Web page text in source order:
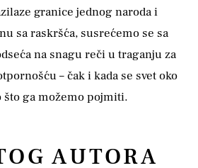
granice jednog naroda i
sa raskršća, susrećemo se sa
na snagu reči u traganju za
– čak i kada se svet oko
što ga možemo pojmiti.
AUTORA